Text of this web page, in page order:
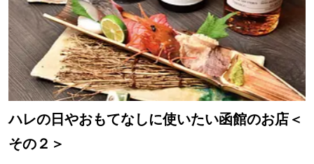
ハレの日やおもてなしに使いたい函館のお店＜
その２＞